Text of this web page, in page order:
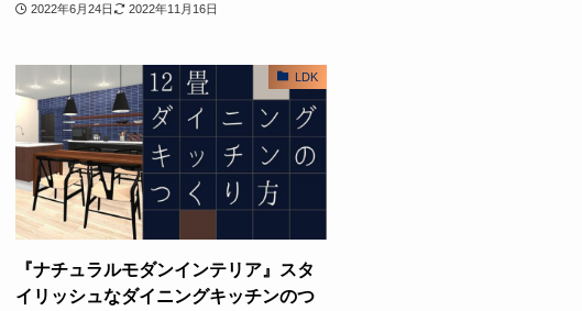
2022年6月24日 2022年11月16日
LDK
『ナチュラルモダンインテリア』スタ
イリッシュなダイニングキッチンのつ